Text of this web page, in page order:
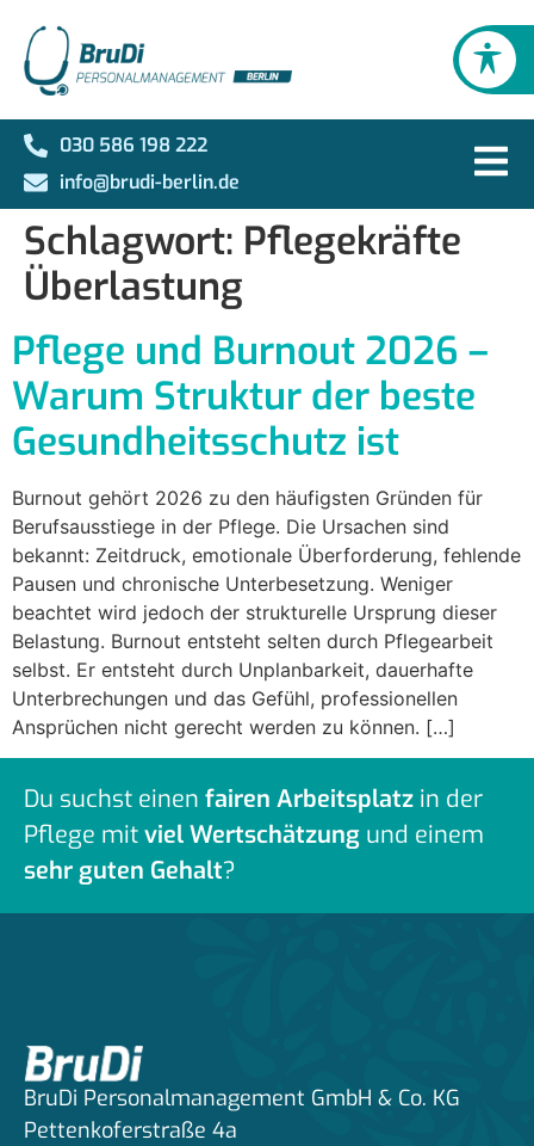
030 586 198 222
info@brudi-berlin.de
Schlagwort: Pflegekräfte
Überlastung
Pflege und Burnout 2026 –
Warum Struktur der beste
Gesundheitsschutz ist
Burnout gehört 2026 zu den häufigsten Gründen für
Berufsausstiege in der Pflege. Die Ursachen sind
bekannt: Zeitdruck, emotionale Überforderung, fehlende
Pausen und chronische Unterbesetzung. Weniger
beachtet wird jedoch der strukturelle Ursprung dieser
Belastung. Burnout entsteht selten durch Pflegearbeit
selbst. Er entsteht durch Unplanbarkeit, dauerhafte
Unterbrechungen und das Gefühl, professionellen
Ansprüchen nicht gerecht werden zu können. […]
Du suchst einen fairen Arbeitsplatz in der
Pflege mitviel Wertschätzung und einem
sehr guten Gehalt?
BruDi Personalmanagement GmbH & Co. KG
Pettenkoferstraße 4a